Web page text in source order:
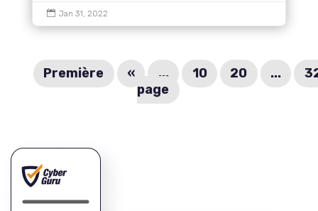
 Jan 31, 2022
Première « ... 10 20 ...
page